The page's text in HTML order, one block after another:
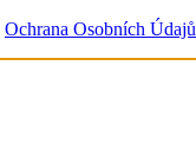
Ochrana Osobních Údajů